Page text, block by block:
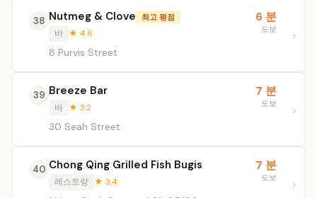
38 Nutmeg & Clove 최고 평점
바 ★ 4.6
8 Purvis Street
6 분
도보
39 Breeze Bar
바 ★ 3.2
30 Seah Street
7 분
도보
40 Chong Qing Grilled Fish Bugis
레스토랑 ★ 3.4
7 분
도보